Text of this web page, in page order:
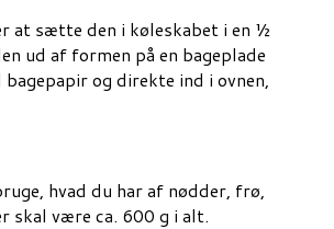
at sætte den i køleskabet i en ½
ud af formen på en bageplade
og direkte ind i ovnen,
hvad du har af nødder, frø,
skal være ca. 600 g i alt.